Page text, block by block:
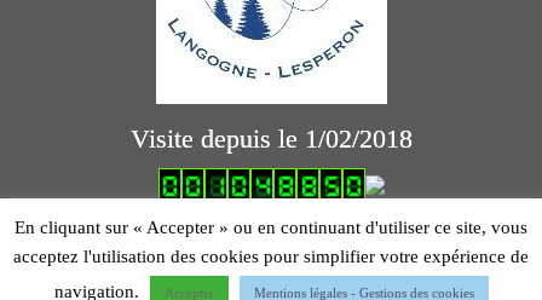
Visite depuis le 1/02/2018
Mentions légales
En cliquant sur « Accepter » ou en continuant d'utiliser ce site, vous
acceptez l'utilisation des cookies pour simplifier votre expérience de
navigation.
Accepter Mentions légales - Gestions des cookies